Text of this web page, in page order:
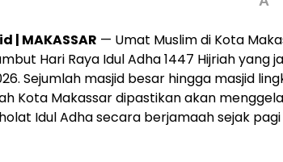
| MAKASSAR — Umat Muslim di Kota
Hari Raya Idul Adha 1447 Hijriah yang
Sejumlah masjid besar hingga masjid
Kota Makassar dipastikan akan
Idul Adha secara berjamaah sejak pagi